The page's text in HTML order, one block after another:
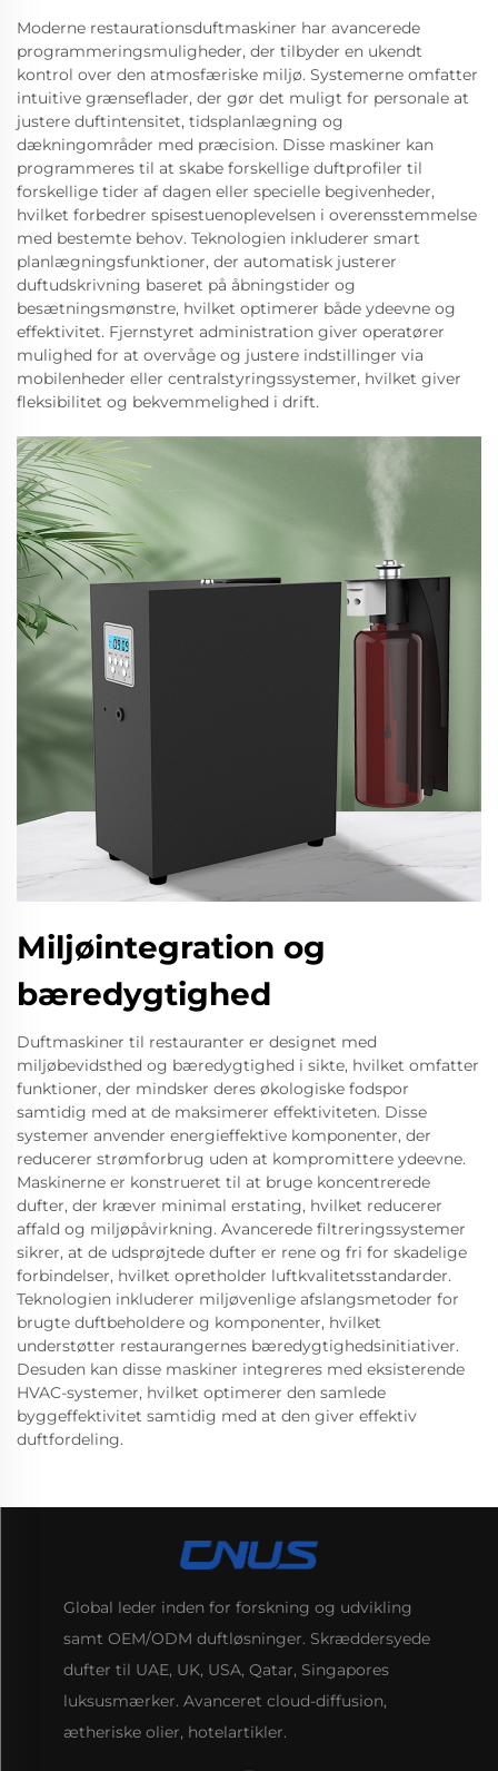
Moderne restaurationsduftmaskiner har avancerede
programmeringsmuligheder, der tilbyder en ukendt
kontrol over den atmosfæriske miljø. Systemerne omfatter
intuitive grænseflader, der gør det muligt for personale at
justere duftintensitet, tidsplanlægning og
dækningområder med præcision. Disse maskiner kan
programmeres til at skabe forskellige duftprofiler til
forskellige tider af dagen eller specielle begivenheder,
hvilket forbedrer spisestuenoplevelsen i overensstemmelse
med bestemte behov. Teknologien inkluderer smart
planlægningsfunktioner, der automatisk justerer
duftudskrivning baseret på åbningstider og
besætningsmønstre, hvilket optimerer både ydeevne og
effektivitet. Fjernstyret administration giver operatører
mulighed for at overvåge og justere indstillinger via
mobilenheder eller centralstyringssystemer, hvilket giver
fleksibilitet og bekvemmelighed i drift.
Miljøintegration og
bæredygtighed
Duftmaskiner til restauranter er designet med
miljøbevidsthed og bæredygtighed i sikte, hvilket omfatter
funktioner, der mindsker deres økologiske fodspor
samtidig med at de maksimerer effektiviteten. Disse
systemer anvender energieffektive komponenter, der
reducerer strømforbrug uden at kompromittere ydeevne.
Maskinerne er konstrueret til at bruge koncentrerede
dufter, der kræver minimal erstating, hvilket reducerer
affald og miljøpåvirkning. Avancerede filtreringssystemer
sikrer, at de udsprøjtede dufter er rene og fri for skadelige
forbindelser, hvilket opretholder luftkvalitetsstandarder.
Teknologien inkluderer miljøvenlige afslangsmetoder for
brugte duftbeholdere og komponenter, hvilket
understøtter restaurangernes bæredygtighedsinitiativer.
Desuden kan disse maskiner integreres med eksisterende
HVAC-systemer, hvilket optimerer den samlede
byggeffektivitet samtidig med at den giver effektiv
duftfordeling.
Global leder inden for forskning og udvikling
samt OEM/ODM duftløsninger. Skræddersyede
dufter til UAE, UK, USA, Qatar, Singapores
luksusmærker. Avanceret cloud-diffusion,
ætheriske olier, hotelartikler.